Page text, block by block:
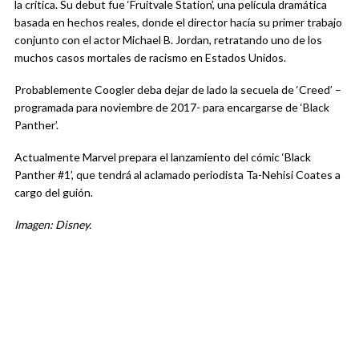
la crítica. Su debut fue ‘Fruitvale Station’, una película dramática
basada en hechos reales, donde el director hacía su primer trabajo
conjunto con el actor Michael B. Jordan, retratando uno de los
muchos casos mortales de racismo en Estados Unidos.
Probablemente Coogler deba dejar de lado la secuela de ‘Creed’ –
programada para noviembre de 2017- para encargarse de ‘Black
Panther’.
Actualmente Marvel prepara el lanzamiento del cómic ‘Black
Panther #1’, que tendrá al aclamado periodista Ta-Nehisi Coates a
cargo del guión.
Imagen: Disney.